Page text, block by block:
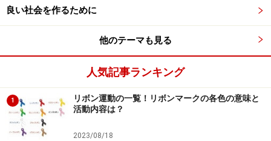
い。
3
良い社会を作るために
他のテーマも見る
人気記事ランキング
1
リボン運動の一覧！リボンマークの各色の意味と
活動内容は？
2023/08/18